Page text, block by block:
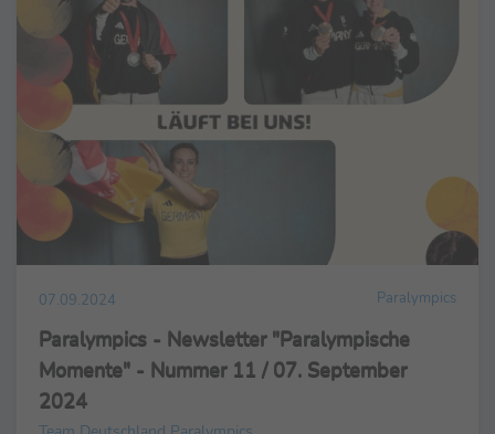
07.09.2024 Paralympics
Paralympics - Newsletter "Paralympische
Momente" - Nummer 11 / 07. September
2024